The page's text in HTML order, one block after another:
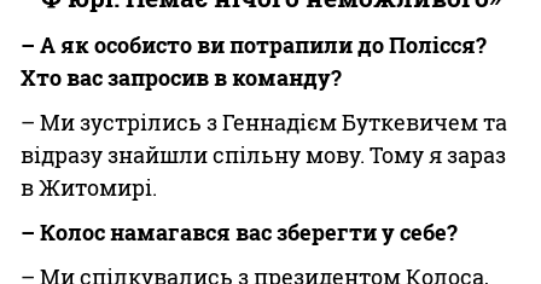
– А як особисто ви потрапили до Полісся?
Хто вас запросив в команду?
– Ми зустрілись з Геннадієм Буткевичем та
відразу знайшли спільну мову. Тому я зараз
в Житомирі.
– Колос намагався вас зберегти у себе?
– Ми спілкувались з президентом Колоса,